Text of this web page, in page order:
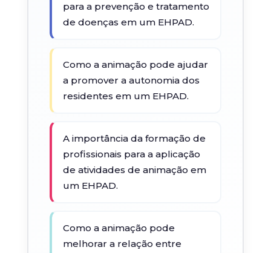
para a prevenção e tratamento
de doenças em um EHPAD.
Como a animação pode ajudar
a promover a autonomia dos
residentes em um EHPAD.
A importância da formação de
profissionais para a aplicação
de atividades de animação em
um EHPAD.
Como a animação pode
melhorar a relação entre